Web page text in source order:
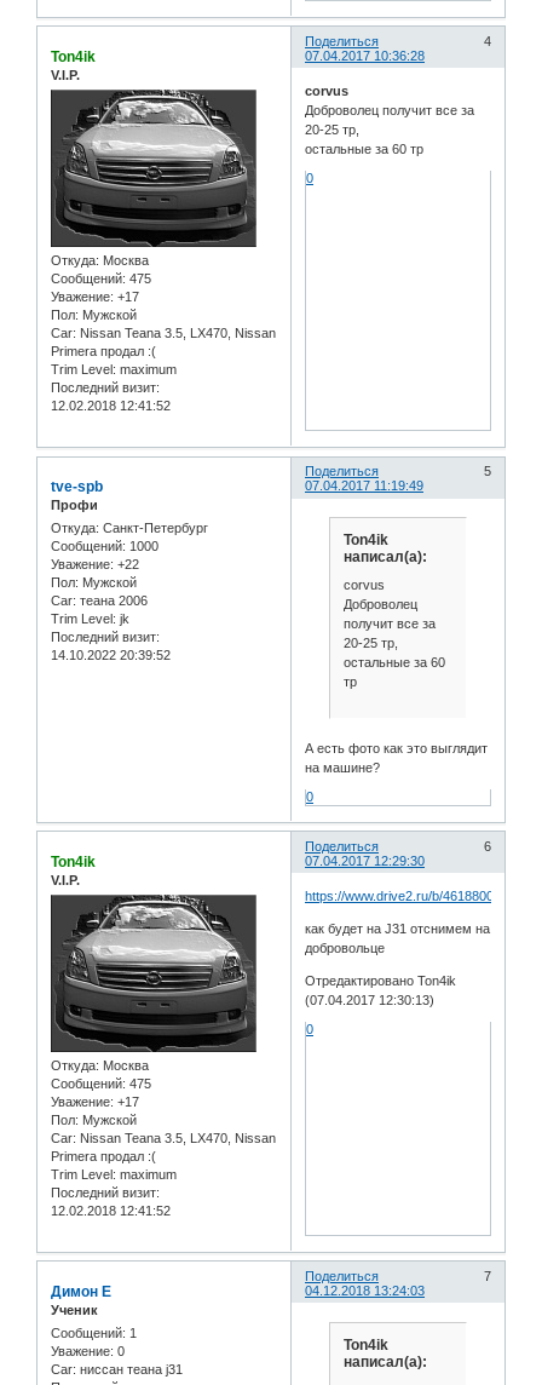
Поделиться
4
07.04.2017 10:36:28
Ton4ik
V.I.P.
Откуда: Москва
Сообщений: 475
Уважение: +17
Пол: Мужской
Car: Nissan Teana 3.5, LX470, Nissan
Primera продал :(
Trim Level: maximum
Последний визит:
12.02.2018 12:41:52
corvus
Доброволец получит все за
20-25 тр,
остальные за 60 тр
0
Поделиться
5
07.04.2017 11:19:49
tve-spb
Профи
Откуда: Санкт-Петербург
Сообщений: 1000
Уважение: +22
Пол: Мужской
Car: теана 2006
Trim Level: jk
Последний визит:
14.10.2022 20:39:52
Ton4ik
написал(а):
corvus
Доброволец
получит все за
20-25 тр,
остальные за 60
тр
А есть фото как это выглядит
на машине?
0
Поделиться
6
07.04.2017 12:29:30
Ton4ik
V.I.P.
Откуда: Москва
Сообщений: 475
Уважение: +17
Пол: Мужской
Car: Nissan Teana 3.5, LX470, Nissan
Primera продал :(
Trim Level: maximum
Последний визит:
12.02.2018 12:41:52
https://www.drive2.ru/b/
как будет на J31 отснимем на
добровольце
Отредактировано Ton4ik
(07.04.2017 12:30:13)
0
Поделиться
7
04.12.2018 13:24:03
Димон Е
Ученик
Сообщений: 1
Уважение: 0
Car: ниссан теана j31
Ton4ik
написал(а):